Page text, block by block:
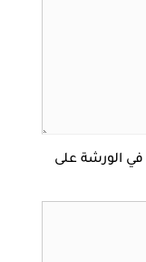
الورشة على